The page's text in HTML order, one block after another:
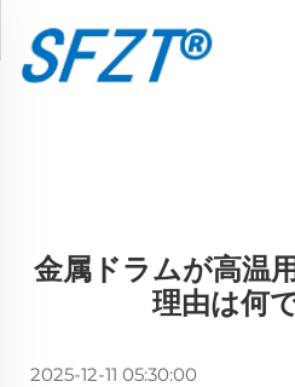
金属ドラムが高温
理由は何
2025-12-11 05:30:00